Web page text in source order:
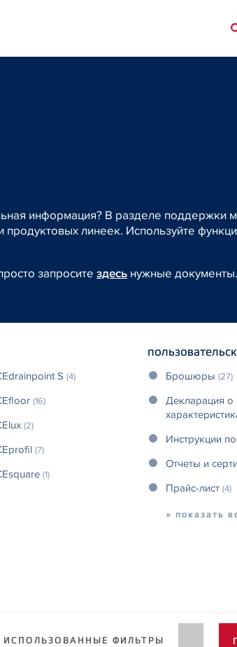
информация? В разделе поддержки
линеек. Используйте
запросите здесь нужные документы.
S (4)
(16)
(2)
(7)
(1)
Брошюры (27)
Декларация о
Инструкции
Отчеты и
Прайс-лист (4)
» показать
ИСПОЛЬЗОВАННЫЕ ФИЛЬТРЫ